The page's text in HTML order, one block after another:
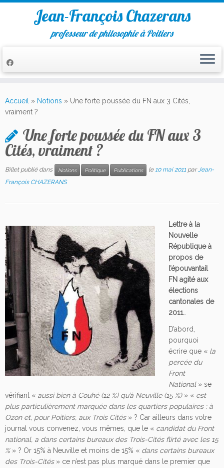
au
contenu
Jean-François Chazerans
professeur de philosophie à Poitiers
Accueil » Notions » Une forte poussée du FN aux 3 Cités,
vraiment ?
Une forte poussée du FN aux 3
Cités, vraiment ?
Billet publié dans Notions Politique Publications le 10 mai 2011 parJean-
François CHAZERANS
Lettre à la
Nouvelle
République à
propos de
l’épouvantail
FN agité aux
élections
cantonales de
2011.
D’abord,
pourquoi
écrire que « la
percée du
Front
National» se
vérifiant « aussi bien à Couhé (12 %) qu’à Neuville (15 %)» « est
plus particulièrement marquée dans les quartiers populaires : à
Ozon et, pour Poitiers, aux Trois Cités» ? Car ailleurs dans votre
journal vous convenez, vous mêmes, que le « candidat du Front
national, a dans certains bureaux des Trois-Cités flirté avec les 15
%» ? Or 15% à Neuville et moins de 15% « dans certains bureaux
des Trois-Cités» ce n’est pas plus marqué dans le premier que